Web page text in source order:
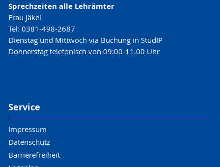
Sprechzeiten alle Lehrämter
Frau Jäkel
Tel: 0381-498-2687
Dienstag und Mittwoch via Buchung in StudIP
Donnerstag telefonisch von 09:00-11.00 Uhr
Service
Impressum
Datenschutz
Barrierefreiheit